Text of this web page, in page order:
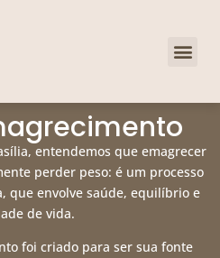
entendemos que emagrecer
perder peso: é um processo
que envolve saúde, equilíbrio e
de vida.
foi criado para ser sua fonte